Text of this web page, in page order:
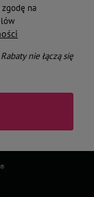
na
Rabaty nie łączą się